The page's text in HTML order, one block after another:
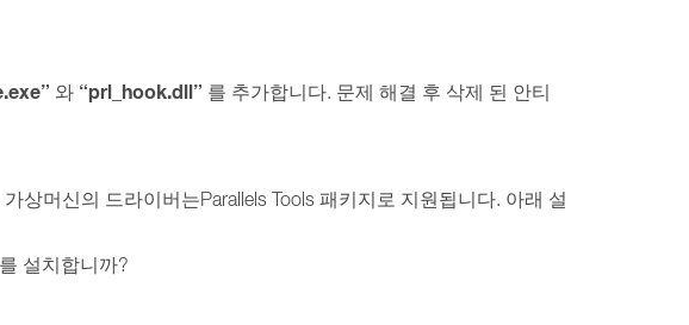
와 “prl_hook.dll” 를 추가합니다. 문제 해결 후 삭제 된 안티
상머신의 드라이버는Parallels Tools 패키지로 지원됩니다. 아래 설
설치합니까?